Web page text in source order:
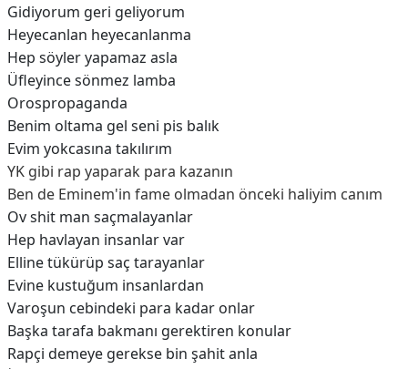
Gidiyorum geri geliyorum
Heyecanlan heyecanlanma
Hep söyler yapamaz asla
Üfleyince sönmez lamba
Orospropaganda
Benim oltama gel seni pis balık
Evim yokcasına takılırım
YK gibi rap yaparak para kazanın
Ben de Eminem'in fame olmadan önceki haliyim canım
Ov shit man saçmalayanlar
Hep havlayan insanlar var
Elline tükürüp saç tarayanlar
Evine kustuğum insanlardan
Varoşun cebindeki para kadar onlar
Başka tarafa bakmanı gerektiren konular
Rapçi demeye gerekse bin şahit anla